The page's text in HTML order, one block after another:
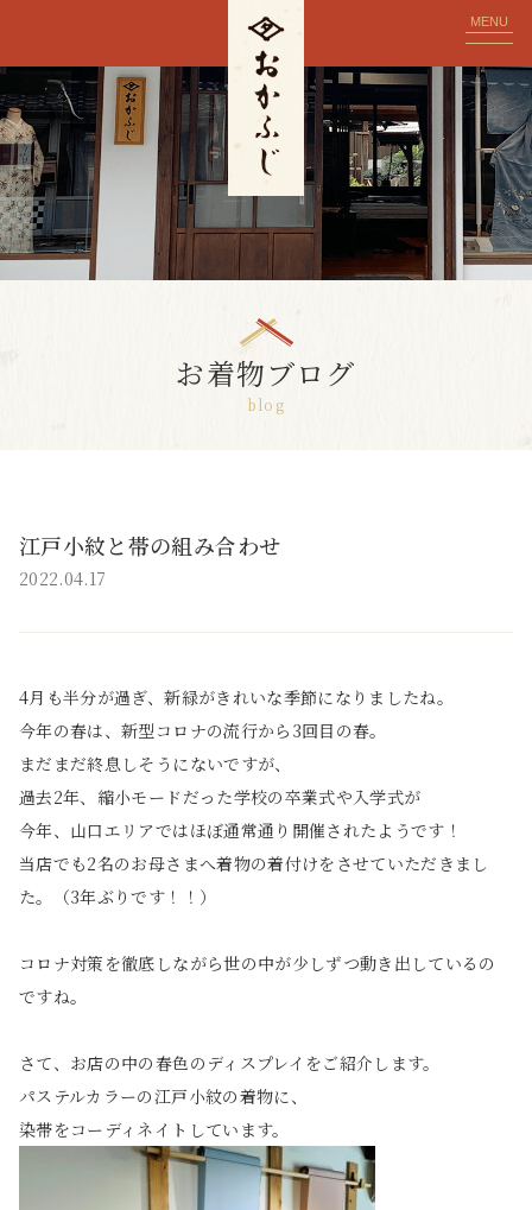
MENU
お着物ブログ
blog
江戸小紋と帯の組み合わせ
2022.04.17
4月も半分が過ぎ、新緑がきれいな季節になりましたね。
今年の春は、新型コロナの流行から3回目の春。
まだまだ終息しそうにないですが、
過去2年、縮小モードだった学校の卒業式や入学式が
今年、山口エリアではほぼ通常通り開催されたようです！
当店でも2名のお母さまへ着物の着付けをさせていただきまし
た。（3年ぶりです！！）
コロナ対策を徹底しながら世の中が少しずつ動き出しているの
ですね。
さて、お店の中の春色のディスプレイをご紹介します。
パステルカラーの江戸小紋の着物に、
染帯をコーディネイトしています。